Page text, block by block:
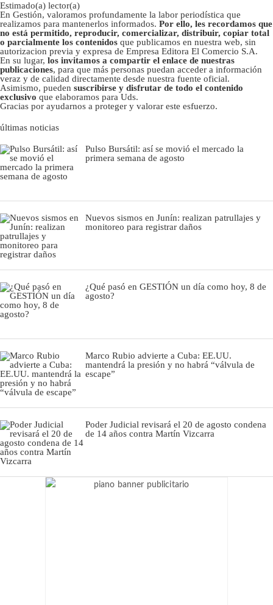
Estimado(a) lector(a)
En Gestión, valoramos profundamente la labor periodística que
realizamos para mantenerlos informados. Por ello, les recordamos que
no está permitido, reproducir, comercializar, distribuir, copiar total
o parcialmente los contenidos que publicamos en nuestra web, sin
autorizacion previa y expresa de Empresa Editora El Comercio S.A.
En su lugar, los invitamos a compartir el enlace de nuestras
publicaciones, para que más personas puedan acceder a información
veraz y de calidad directamente desde nuestra fuente oficial.
Asimismo, pueden suscribirse y disfrutar de todo el contenido
exclusivo que elaboramos para Uds.
Gracias por ayudarnos a proteger y valorar este esfuerzo.
últimas noticias
Pulso Bursátil: así se movió el mercado la
primera semana de agosto
Nuevos sismos en Junín: realizan patrullajes y
monitoreo para registrar daños
¿Qué pasó en GESTIÓN un día como hoy, 8 de
agosto?
Marco Rubio advierte a Cuba: EE.UU.
mantendrá la presión y no habrá “válvula de
escape”
Poder Judicial revisará el 20 de agosto condena
de 14 años contra Martín Vizcarra